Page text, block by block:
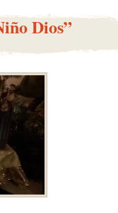
Dios”